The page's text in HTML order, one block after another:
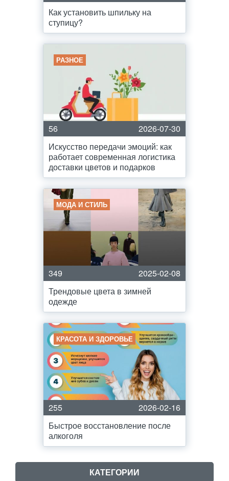
Как установить шпильку на
ступицу?
РАЗНОЕ
56
2026-07-30
Искусство передачи эмоций: как
работает современная логистика
доставки цветов и подарков
МОДА И СТИЛЬ
349
2025-02-08
Трендовые цвета в зимней
одежде
КРАСОТА И ЗДОРОВЬЕ
255
2026-02-16
Быстрое восстановление после
алкоголя
КАТЕГОРИИ